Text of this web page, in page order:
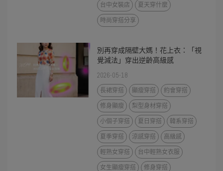
台中女裝店
夏天穿什麼
時尚穿搭分享
別再穿成隔壁大媽！花上衣：「視
覺減法」穿出逆齡高級感
2026-05-18
長裙穿搭 顯瘦穿搭
約會穿搭
修身顯瘦
梨型身材穿搭
小個子穿搭
夏日穿搭
韓系穿搭
夏季穿搭
涼感穿搭
高級感
輕熟女穿搭
台中輕熟女衣服
女生顯瘦穿搭
修身穿搭